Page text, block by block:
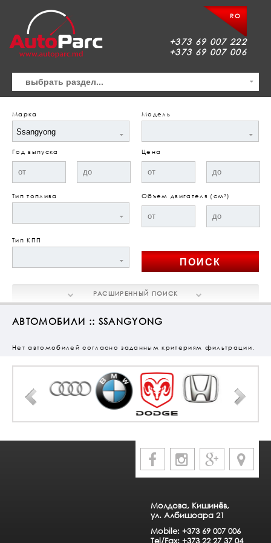
RO
+373 69 007 222
+373 69 007 006
Марка Модель
Год выпуска Цена
Тип топлива Объем двигателя (см³)
Тип КПП
РАСШИРЕННЫЙ ПОИСК
АВТОМОБИЛИ :: SSANGYONG
Нет автомобилей согласно заданным критериям фильтрации.
Молдова, Кишинёв,
ул. Албишоара 21
Mobile: +373 69 007 006
Tel/Fax: +373 22 27 37 04